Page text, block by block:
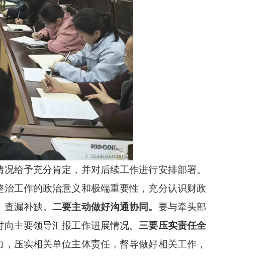
予充分肯定，并对后续工作进行安排部署。
工作的政治意义和极端重要性，充分认识财政
查漏补缺。二要主动做好沟通协同。 要与牵头部
主要领导汇报工作进展情况。 三要压实责任全
压实相关单位主体责任，督导做好相关工作，